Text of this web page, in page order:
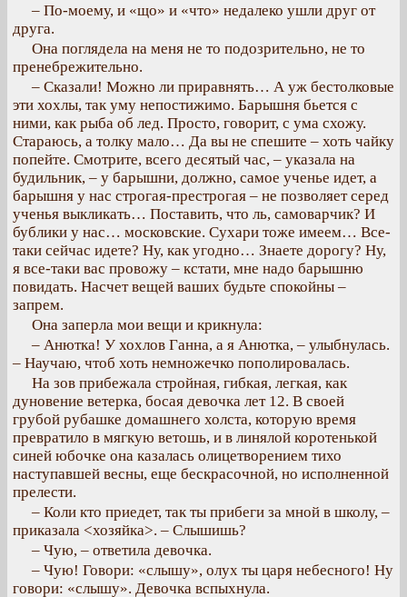
– По-моему, и «що» и «что» недалеко ушли друг от
друга.
Она поглядела на меня не то подозрительно, не то
пренебрежительно.
– Сказали! Можно ли приравнять… А уж бестолковые
эти хохлы, так уму непостижимо. Барышня бьется с
ними, как рыба об лед. Просто, говорит, с ума схожу.
Стараюсь, а толку мало… Да вы не спешите – хоть чайку
попейте. Смотрите, всего десятый час, – указала на
будильник, – у барышни, должно, самое ученье идет, а
барышня у нас строгая-престрогая – не позволяет серед
ученья выкликать… Поставить, что ль, самоварчик? И
бублики у нас… московские. Сухари тоже имеем… Все-
таки сейчас идете? Ну, как угодно… Знаете дорогу? Ну,
я все-таки вас провожу – кстати, мне надо барышню
повидать. Насчет вещей ваших будьте спокойны –
запрем.
Она заперла мои вещи и крикнула:
– Анютка! У хохлов Ганна, а я Анютка, – улыбнулась.
– Научаю, чтоб хоть немножечко пополировалась.
На зов прибежала стройная, гибкая, легкая, как
дуновение ветерка, босая девочка лет 12. В своей
грубой рубашке домашнего холста, которую время
превратило в мягкую ветошь, и в линялой коротенькой
синей юбочке она казалась олицетворением тихо
наступавшей весны, еще бескрасочной, но исполненной
прелести.
– Коли кто приедет, так ты прибеги за мной в школу, –
приказала <хозяйка>. – Слышишь?
– Чую, – ответила девочка.
– Чую! Говори: «слышу», олух ты царя небесного! Ну
говори: «слышу». Девочка вспыхнула.